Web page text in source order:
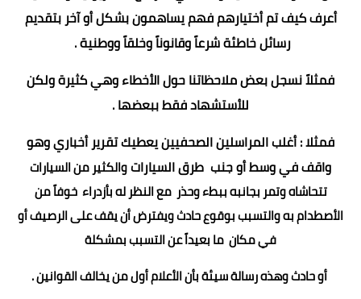
أعرف كيف تم أختيارهم فهم يساهمون بشكل أو آخر بتقديم
رسائل خاطئة شرعاً وقانوناً وخلقاً ووطنية .
فمثلاً نسجل بعض ملاحظاتنا حول الأخطاء وهي كثيرة ولكن
للأستشهاد فقط ببعضها .
فمثلا : أغلب المراسلين الصحفيين يعطيك تقرير أخباري وهو
واقف في وسط أو جنب طرق السياراتوالكثير من السيارات
تتحاشاه وتمر بجانبه ببطء وحذر مع النظر له بأزدراء خوفاً من
الأصطدام به والتسبب بوقوع حادث ويفترض أن يقف على الرصيف أو
في مكان ما بعيداً عن التسبب بمشكلة
أو حادث وهذه رسالة سيئة بأن الأعلام أول من يخالف القوانين .